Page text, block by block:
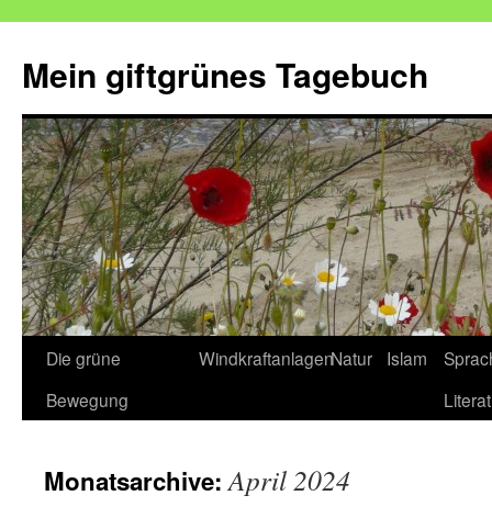
Mein giftgrünes Tagebuch
Zum
Inhalt
Die grüne
Bewegung
WindkraftanlagenNatur Islam
Monatsarchive:April 2024